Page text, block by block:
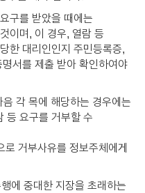
구를 받았을 때에는
이며, 이 경우, 열람 등
한 대리인인지 주민등록증,
서를 제출 받아 확인하여야
각 목에 해당하는 경우에는
등 요구를 거부할 수
거부사유를 정보주체에게
에 중대한 지장을 초래하는